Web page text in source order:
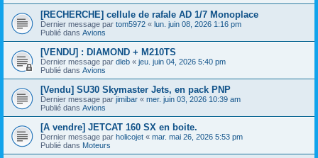
[RECHERCHE] cellule de rafale AD 1/7 Monoplace
Dernier message par tom5972 « lun. juin 08, 2026 1:16 pm
Publié dans Avions
[VENDU] : DIAMOND + M210TS
Dernier message par dleb « jeu. juin 04, 2026 5:40 pm
Publié dans Avions
[Vendu] SU30 Skymaster Jets, en pack PNP
Dernier message par jimibar « mer. juin 03, 2026 10:39 am
Publié dans Avions
[A vendre] JETCAT 160 SX en boite.
Dernier message par holicojet « mar. mai 26, 2026 5:53 pm
Publié dans Moteurs